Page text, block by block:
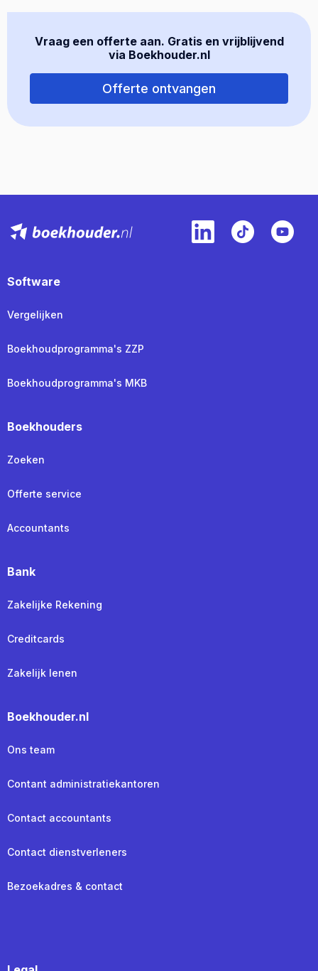
Vraag een offerte aan. Gratis en vrijblijvend
via Boekhouder.nl
Offerte ontvangen
Software
Vergelijken
Boekhoudprogramma's ZZP
Boekhoudprogramma's MKB
Boekhouders
Zoeken
Offerte service
Accountants
Bank
Zakelijke Rekening
Creditcards
Zakelijk lenen
Boekhouder.nl
Ons team
Contant administratiekantoren
Contact accountants
Contact dienstverleners
Bezoekadres & contact